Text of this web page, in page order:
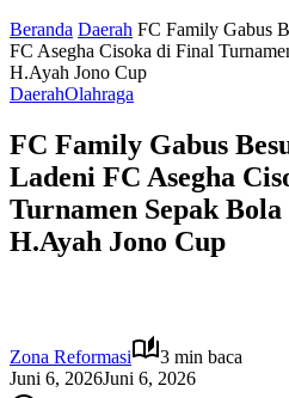
Beranda Daerah FC Family Gabus
FC Asegha Cisoka di Final
H.Ayah Jono Cup
DaerahOlahraga
FC Family Gabus
Ladeni FC Asegha
Turnamen Sepak Bola
H.Ayah Jono Cup
Zona Reformasi
3 min baca
Juni 6, 2026Juni 6, 2026